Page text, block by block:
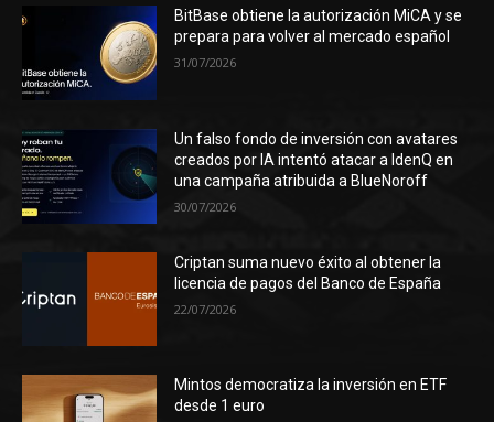
BitBase obtiene la autorización MiCA y se
prepara para volver al mercado español
31/07/2026
Un falso fondo de inversión con avatares
creados por IA intentó atacar a IdenQ en
una campaña atribuida a BlueNoroff
30/07/2026
Criptan suma nuevo éxito al obtener la
licencia de pagos del Banco de España
22/07/2026
Mintos democratiza la inversión en ETF
desde 1 euro